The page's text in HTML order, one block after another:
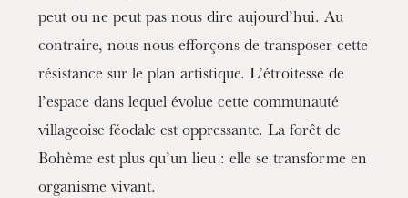
peut ou ne peut pas nous dire aujourd’hui. Au
contraire, nous nous efforçons de transposer cette
résistance sur le plan artistique. L’étroitesse de
l’espace dans lequel évolue cette communauté
villageoise féodale est oppressante. La forêt de
Bohème est plus qu’un lieu : elle se transforme en
organisme vivant.